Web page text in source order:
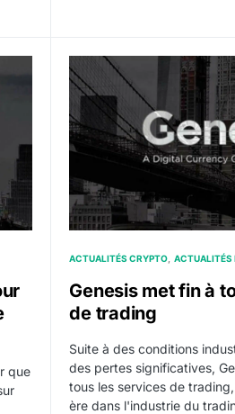
sa citation à comparaître dans
que
Genesis met fin à tous
ACTUALITÉS CRYPTO ACTUALITÉS
Genesis met fin à
de trading
Suite à des conditions
des pertes significatives,
tous les services de
ère dans l'industrie du